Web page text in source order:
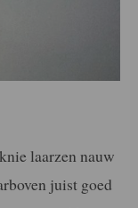
laarzen nauw
juist goed